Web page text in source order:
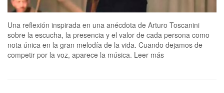
Una reflexión inspirada en una anécdota de Arturo Toscanini
sobre la escucha, la presencia y el valor de cada persona como
nota única en la gran melodía de la vida. Cuando dejamos de
competir por la voz, aparece la música. Leer más